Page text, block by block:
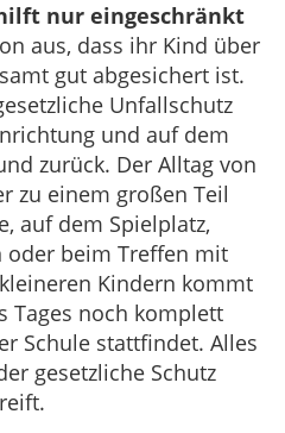
nur eingeschränkt
aus, dass ihr Kind über
gut abgesichert ist.
Unfallschutz
und auf dem
zurück. Der Alltag von
zu einem großen Teil
auf dem Spielplatz,
oder beim Treffen mit
Kindern kommt
Tages noch komplett
Schule stattfindet. Alles
gesetzliche Schutz